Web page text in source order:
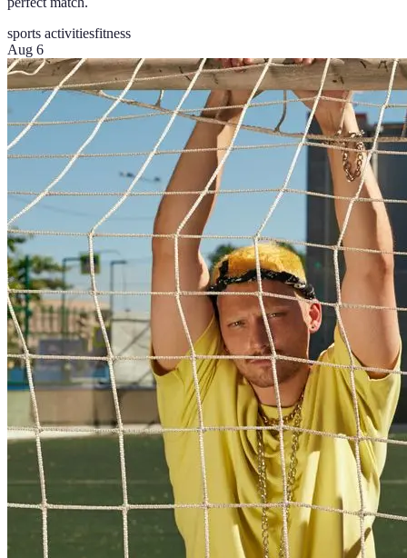
sports activitiesfitness
Aug 6